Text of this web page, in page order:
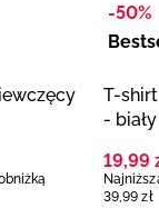
-50%
T-
- biały
19,99
39 ,99 zł